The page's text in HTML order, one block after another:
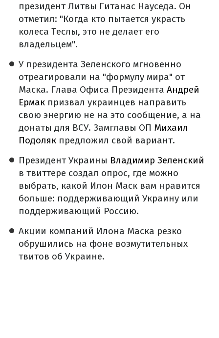
президент Литвы Гитанас Науседа. Он
отметил: "Когда кто пытается украсть
колеса Теслы, это не делает его
владельцем".
У президента Зеленского мгновенно
отреагировали на "формулу мира" от
Маска. Глава Офиса Президента Андрей
Ермак призвал украинцев направить
свою энергию не на это сообщение, а на
донаты для ВСУ. Замглавы ОП Михаил
Подоляк предложил свой вариант.
Президент Украины Владимир Зеленский
в твиттере создал опрос, где можно
выбрать, какой Илон Маск вам нравится
больше: поддерживающий Украину или
поддерживающий Россию.
Акции компаний Илона Маска резко
обрушились на фоне возмутительных
твитов об Украине.